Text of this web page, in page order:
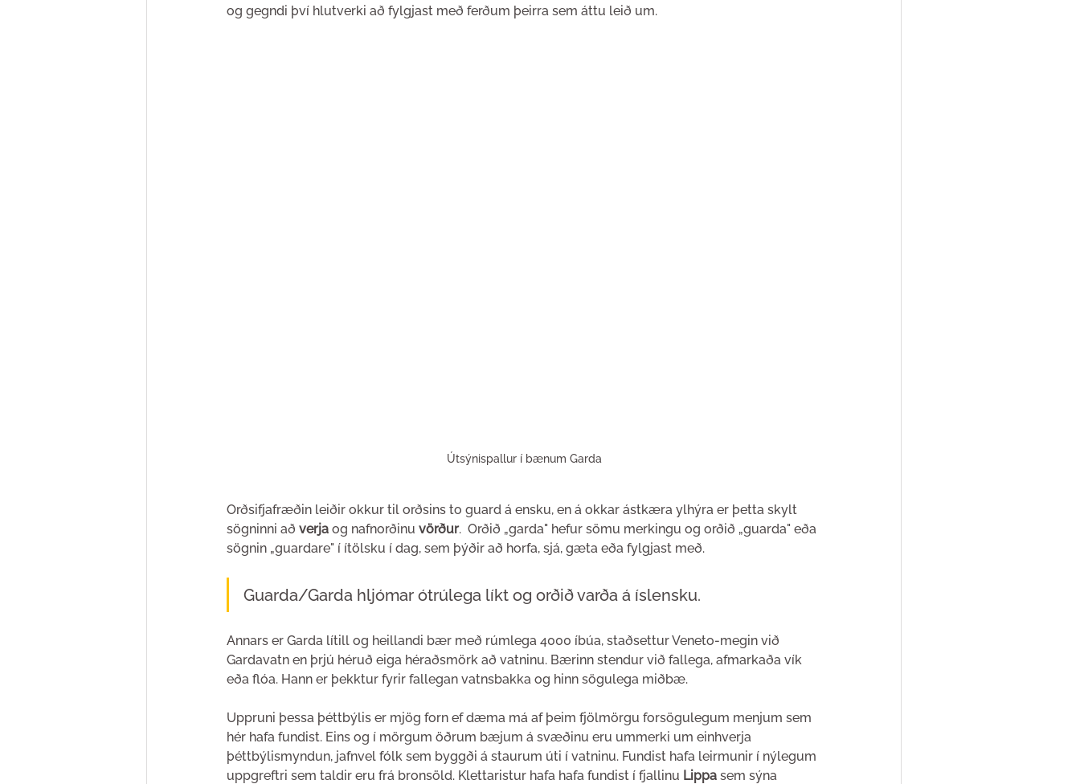
og gegndi því hlutverki að fylgjast með ferðum þeirra sem áttu leið um.
Útsýnispallur í bænum Garda
Orðsifjafræðin leiðir okkur til orðsins to guard á ensku, en á okkar ástkæra ylhýra er þetta skylt
sögninni að verja og nafnorðinu vörður.  Orðið „garda" hefur sömu merkingu og orðið „guarda" eða
sögnin „guardare" í ítölsku í dag, sem þýðir að horfa, sjá, gæta eða fylgjast með.
Guarda/Garda hljómar ótrúlega líkt og orðið varða á íslensku.
Annars er Garda lítill og heillandi bær með rúmlega 4000 íbúa, staðsettur Veneto-megin við
Gardavatn en þrjú héruð eiga héraðsmörk að vatninu. Bærinn stendur við fallega, afmarkaða vík
eða flóa. Hann er þekktur fyrir fallegan vatnsbakka og hinn sögulega miðbæ.
Uppruni þessa þéttbýlis er mjög forn ef dæma má af þeim fjölmörgu forsögulegum menjum sem
hér hafa fundist. Eins og í mörgum öðrum bæjum á svæðinu eru ummerki um einhverja
þéttbýlismyndun, jafnvel fólk sem byggði á staurum úti í vatninu. Fundist hafa leirmunir í nýlegum
uppgreftri sem taldir eru frá bronsöld. Klettaristur hafa hafa fundist í fjallinu Lippa sem sýna